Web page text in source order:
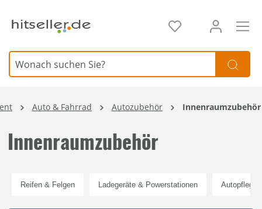
Auto & Fahrrad Autozubehör Innenraumzubehör
Innenraumzubehör
Reifen & Felgen Ladegeräte & Powerstationen Autopflege
Element überspringen